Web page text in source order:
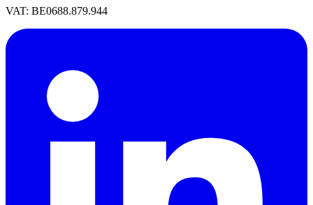
VAT: BE0688.879.944